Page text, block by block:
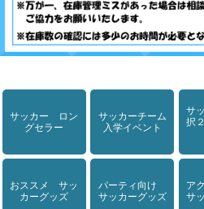
サッカー ロン
グセラー
サッカーチーム
入学イベント
サ
択
おススメ サッ
カーグッズ
パーティ向け
サッカーグッズ
ア
サ